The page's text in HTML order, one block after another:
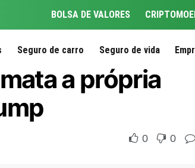
BOLSA DE VALORES
Seguro de carro Seguro de vida
a própria
0 0